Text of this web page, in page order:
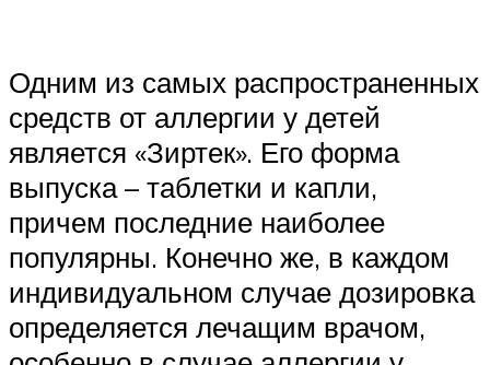
Одним из самых распространенных
средств от аллергии у детей
является «Зиртек». Его форма
выпуска – таблетки и капли,
причем последние наиболее
популярны. Конечно же, в каждом
индивидуальном случае дозировка
определяется лечащим врачом,